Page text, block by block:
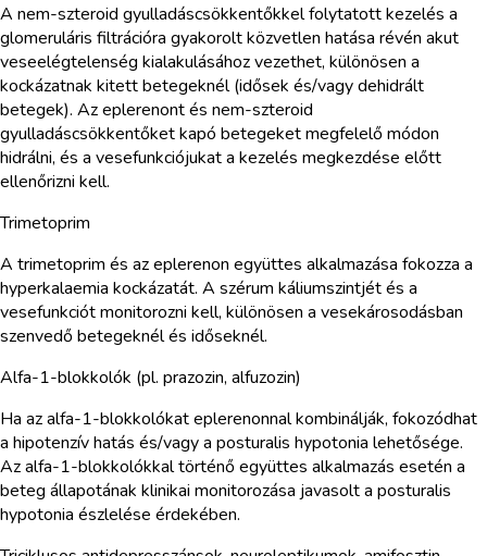
A nem-szteroid gyulladáscsökkentőkkel folytatott kezelés a
glomeruláris filtrációra gyakorolt közvetlen hatása révén akut
veseelégtelenség kialakulásához vezethet, különösen a
kockázatnak kitett betegeknél (idősek és/vagy dehidrált
betegek). Az eplerenont és nem-szteroid
gyulladáscsökkentőket kapó betegeket megfelelő módon
hidrálni, és a vesefunkciójukat a kezelés megkezdése előtt
ellenőrizni kell.
Trimetoprim
A trimetoprim és az eplerenon együttes alkalmazása fokozza a
hyperkalaemia kockázatát. A szérum káliumszintjét és a
vesefunkciót monitorozni kell, különösen a vesekárosodásban
szenvedő betegeknél és időseknél.
Alfa-1-blokkolók (pl. prazozin, alfuzozin)
Ha az alfa-1-blokkolókat eplerenonnal kombinálják, fokozódhat
a hipotenzív hatás és/vagy a posturalis hypotonia lehetősége.
Az alfa-1-blokkolókkal történő együttes alkalmazás esetén a
beteg állapotának klinikai monitorozása javasolt a posturalis
hypotonia észlelése érdekében.